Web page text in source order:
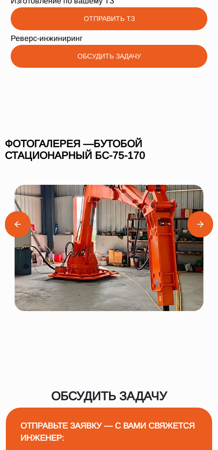
ОТПРАВИТЬ ТЗ
Реверс-инжиниринг
ОБСУДИТЬ ЗАДАЧУ
ФОТОГАЛЕРЕЯ —БУТОБОЙ
СТАЦИОНАРНЫЙ БС-75-170
ОБСУДИТЬ ЗАДАЧУ
ОТПРАВЬТЕ ЗАЯВКУ — С ВАМИ СВЯЖЕТСЯ
ИНЖЕНЕР: